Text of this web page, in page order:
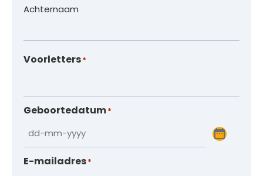
Achternaam
Voorletters*
Geboortedatum*
E-mailadres*